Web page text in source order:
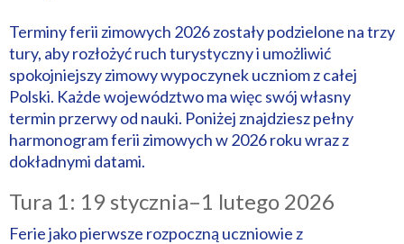
Terminy ferii zimowych 2026 zostały podzielone na trzy
tury, aby rozłożyć ruch turystyczny i umożliwić
spokojniejszy zimowy wypoczynek uczniom z całej
Polski. Każde województwo ma więc swój własny
termin przerwy od nauki. Poniżej znajdziesz pełny
harmonogram ferii zimowych w 2026 roku wraz z
dokładnymi datami.
Tura 1: 19 stycznia–1 lutego 2026
Ferie jako pierwsze rozpoczną uczniowie z